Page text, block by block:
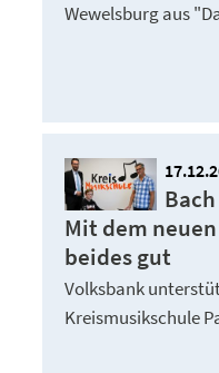
Wewelsburg aus
Mit dem
beides gut
Volksbank
Kreismusikschule